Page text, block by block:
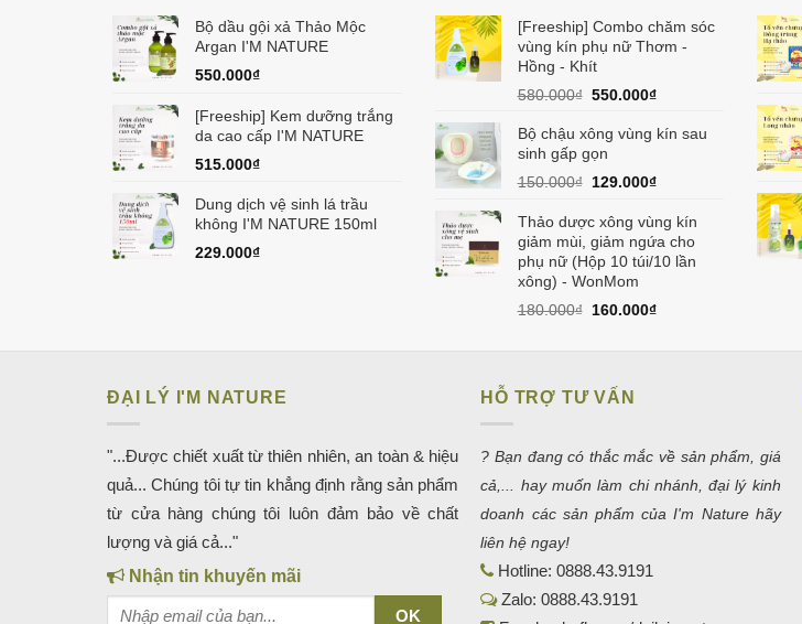
Bộ dầu gội xả Thảo Mộc
Argan I'M NATURE
550.000₫
[Freeship] Kem dưỡng trắng
da cao cấp I'M NATURE
515.000₫
Dung dịch vệ sinh lá trầu
không I'M NATURE 150ml
229.000₫
[Freeship] Combo chăm sóc
vùng kín phụ nữ Thơm -
Hồng - Khít
580.000₫ Giá
là:
580.000₫.
550.000₫Giá
tại
550.000₫.
Bộ chậu xông vùng kín sau
sinh gấp gọn
150.000₫ Giá
là:
150.000₫.
129.000₫Giá
tại
là:
129.000₫.
Thảo dược xông vùng kín
giảm mùi, giảm ngứa cho
phụ nữ (Hộp 10 túi/10 lần
xông) - WonMom
180.000₫ Giá
160.000₫Giá
ĐẠI LÝ I'M NATURE
"...Được chiết xuất từ thiên nhiên, an toàn & hiệu
quả... Chúng tôi tự tin khẳng định rằng sản phẩm
từ cửa hàng chúng tôi luôn đảm bảo về chất
lượng và giá cả..."
Nhận tin khuyến mãi
HỖ TRỢ TƯ VẤN
? Bạn đang có thắc mắc về sản phẩm, giá
cả,... hay muốn làm chi nhánh, đại lý kinh
doanh các sản phẩm của I'm Nature hãy
liên hệ ngay!
Hotline:0888.43.9191
Zalo:0888.43.9191